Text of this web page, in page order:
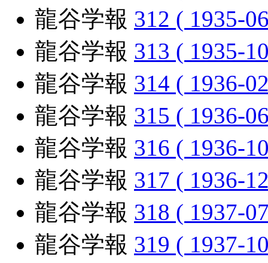
龍谷学報 312 ( 1935-
龍谷学報 313 ( 1935-
龍谷学報 314 ( 1936-
龍谷学報 315 ( 1936-
龍谷学報 316 ( 1936-
龍谷学報 317 ( 1936-
龍谷学報 318 ( 1937-
龍谷学報 319 ( 1937-